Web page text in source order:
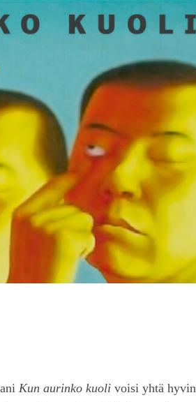
Kun aurinko kuolivoisi yhtä hyvin